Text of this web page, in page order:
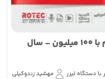
14 ایده جذاب برای شغل دوم با 100 میلیون – سال
با دستگاه لیزر مهشید زندوکیلی